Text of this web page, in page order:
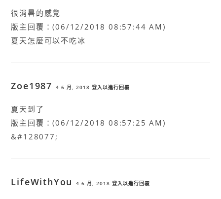
很消暑的感覺
版主回覆：(06/12/2018 08:57:44 AM)
夏天怎麼可以不吃冰
Zoe1987 4 6 月, 2018 登入以進行回覆
夏天到了
版主回覆：(06/12/2018 08:57:25 AM)
&#128077;
LifeWithYou 4 6 月, 2018 登入以進行回覆